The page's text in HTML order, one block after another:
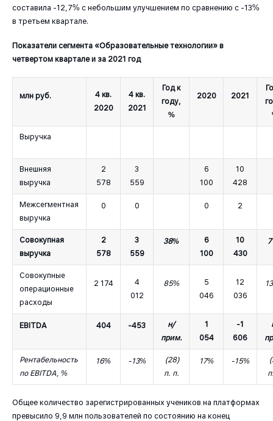
составила -12,7% с небольшим улучшением по сравнению с -13%
в третьем квартале.
Показатели сегмента «Образовательные технологии» в
четвертом квартале и за 2021 год
млн руб.
4 кв.
2020
4 кв.
2021
Год к
году,
%
2020 2021
Выручка
Внешняя
выручка
2
578
3
559
6
100
10
428
Межсегментная
выручка
0 0 0 2
Совокупная
выручка
2
578
3
559
38%
6
100
10
430
Совокупные
операционные
расходы
2 174
4
012
85%
5
046
12
036
EBITDA 404 -453
н/
прим.
1
054
-1
606
Рентабельность
по EBITDA, %
16% -13%
(28)
п. п.
17% -15%
Общее количество зарегистрированных учеников на платформах
превысило 9,9 млн пользователей по состоянию на конец